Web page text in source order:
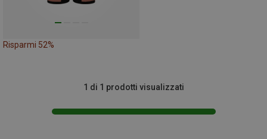
Risparmi 52%
1 di 1 prodotti visualizzati